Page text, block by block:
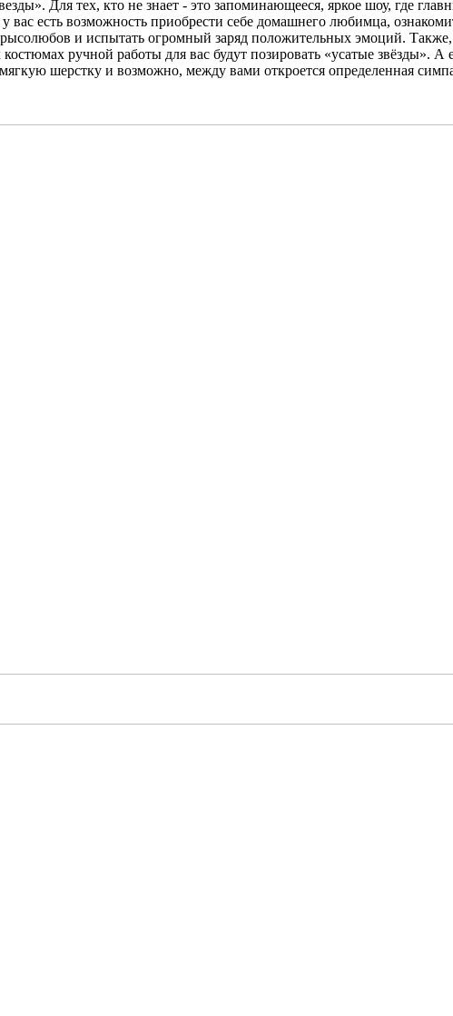
Для тех, кто не знает - это запоминающееся, яркое шоу, где
есть возможность приобрести себе домашнего любимца,
и испытать огромный заряд положительных эмоций.
ручной работы для вас будут позировать «усатые звёзды».
шерстку и возможно, между вами откроется определенная